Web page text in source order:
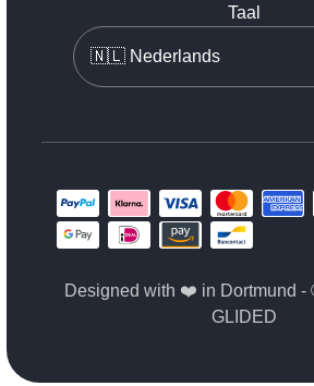
Taal
Designed with ❤️ in Dortmund -
GLIDED